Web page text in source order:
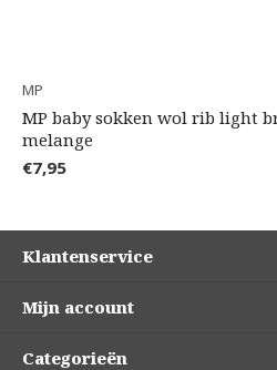
MP
MP baby sokken wol rib light
melange
€7,95
Klantenservice
Mijn account
Categorieën